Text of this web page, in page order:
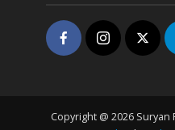
Copyright @ 2026 Suryan